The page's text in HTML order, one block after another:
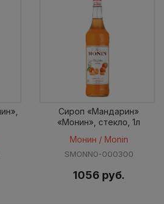
Сироп «Мандарин»
«Монин», стекло, 1л
Монин / Monin
SMONN0-000300
1056 руб.